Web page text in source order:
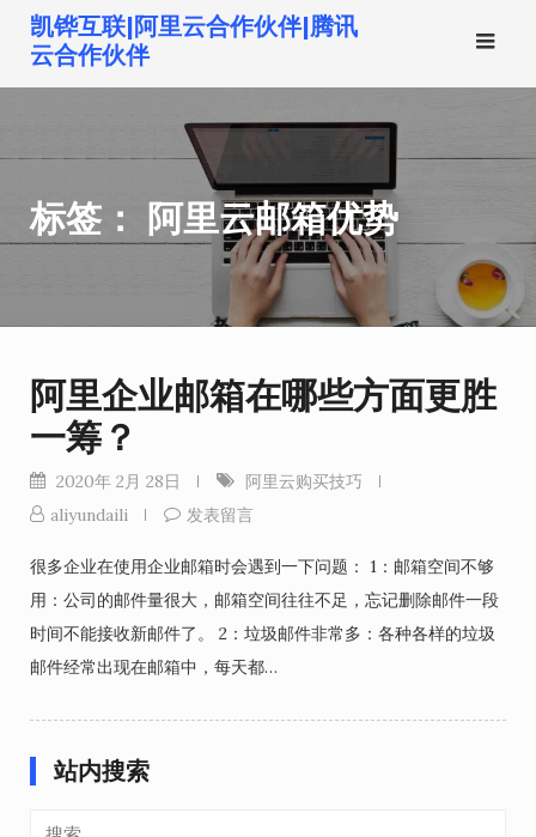
到
凯铧互联|阿里云合作伙伴|腾讯
云合作伙伴
标签： 阿里云邮箱优势
阿里企业邮箱在哪些方面更胜
一筹？
2020年 2月 28日
阿里云购买技巧
aliyundaili
发表留言
很多企业在使用企业邮箱时会遇到一下问题： 1：邮箱空间不够
用：公司的邮件量很大，邮箱空间往往不足，忘记删除邮件一段
时间不能接收新邮件了。 2：垃圾邮件非常多：各种各样的垃圾
邮件经常出现在邮箱中，每天都…
站内搜索